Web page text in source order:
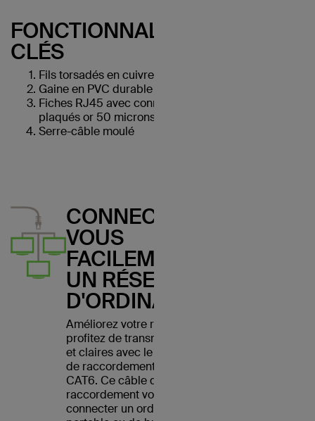
FONCTIONNALITÉS
CLÉS
Fils torsadés en cuivre UTP
Gaine en PVC durable
Fiches RJ45 avec connecteurs
plaqués or 50 microns
Serre-câble moulé
CONNECTEZ-
VOUS
FACILEMENT À
UN RÉSEAU
D'ORDINATEURS
Améliorez votre réseau et
profitez de transmissions nettes
et claires avec le câble Belkin
de raccordement Ethernet
CAT6. Ce câble de
raccordement vous permet de
connecter un ordinateur